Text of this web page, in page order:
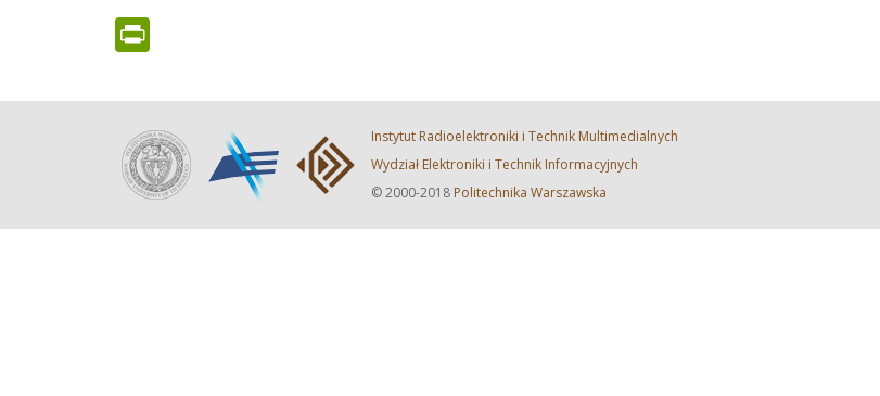
Instytut Radioelektroniki i Technik Multimedialnych
Wydział Elektroniki i Technik Informacyjnych
© 2000-2018 Politechnika Warszawska